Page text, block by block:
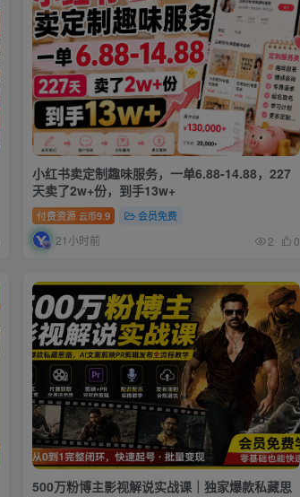
小红书卖定制趣味服务，一单6.88-14.88，227
天卖了2w+份，到手13w+
付费资源 云币9.9 会员免费
21小时前 2 0
500万粉博主影视解说实战课｜独家爆款私藏思